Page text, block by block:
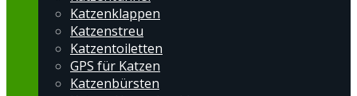
Katzenklappen
Katzenstreu
Katzentoiletten
GPS für Katzen
Katzenbürsten